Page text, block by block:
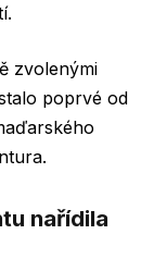
zvolenými
poprvé od
nařídila